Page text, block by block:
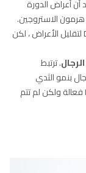
أن أعراض الدورة
هرمون الاستروجين.
مرة أخرى ، يستخدم بعض الأشخاص مكملات DIM لتقليل الأعراض ، لكن
. ترتبط
بنمو الثدي
وضعف الانتصاب والعقم. قد تكون مكملات DIM فعالة ولكن لم تتم